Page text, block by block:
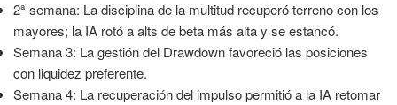
2ª semana: La disciplina de la multitud recuperó terreno con los
mayores; la IA rotó a alts de beta más alta y se estancó.
Semana 3: La gestión del Drawdown favoreció las posiciones
con liquidez preferente.
Semana 4: La recuperación del impulso permitió a la IA retomar